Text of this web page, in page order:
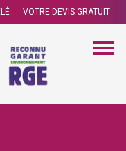
VOTRE DEVIS GRATUIT